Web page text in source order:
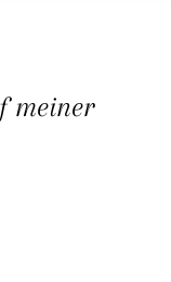
meiner